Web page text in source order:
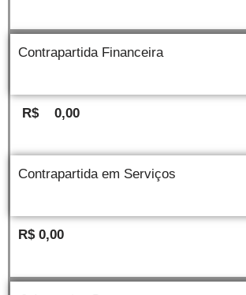
Contrapartida Financeira
R$ 0,00
Contrapartida em Serviços
R$ 0,00